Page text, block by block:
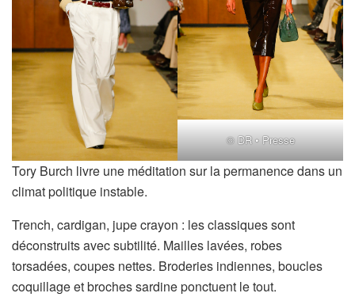
© DR • Presse
Tory Burch livre une méditation sur la permanence dans un
climat politique instable.
Trench, cardigan, jupe crayon : les classiques sont
déconstruits avec subtilité. Mailles lavées, robes
torsadées, coupes nettes. Broderies indiennes, boucles
coquillage et broches sardine ponctuent le tout.